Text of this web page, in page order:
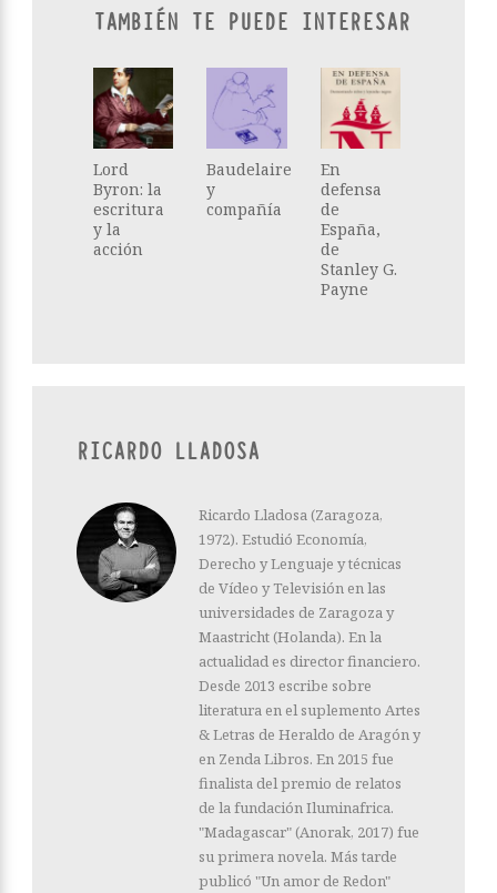
TAMBIÉN TE PUEDE INTERESAR
Lord
Byron: la
escritura
y la
acción
Baudelaire
y
compañía
En
defensa
de
España,
de
Stanley G.
Payne
RICARDO LLADOSA
Ricardo Lladosa (Zaragoza,
1972). Estudió Economía,
Derecho y Lenguaje y técnicas
de Vídeo y Televisión en las
universidades de Zaragoza y
Maastricht (Holanda). En la
actualidad es director financiero.
Desde 2013 escribe sobre
literatura en el suplemento Artes
& Letras de Heraldo de Aragón y
en Zenda Libros. En 2015 fue
finalista del premio de relatos
de la fundación Iluminafrica.
"Madagascar" (Anorak, 2017) fue
su primera novela. Más tarde
publicó "Un amor de Redon"